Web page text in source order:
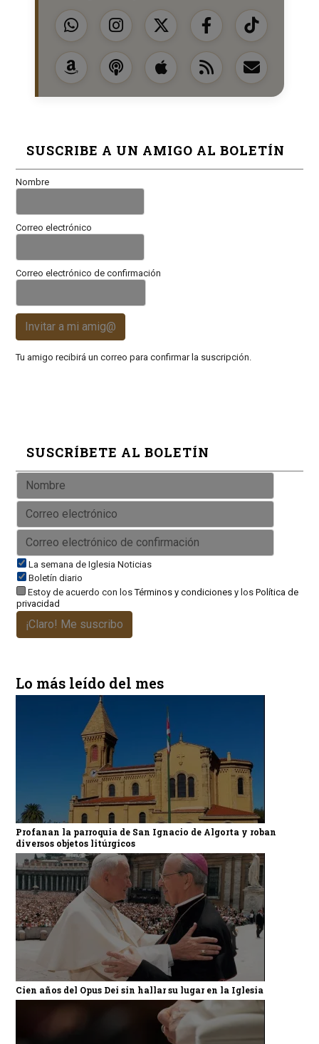
SUSCRIBE A UN AMIGO AL BOLETÍN
Nombre
Correo electrónico
Correo electrónico de confirmación
Invitar a mi amig@
Tu amigo recibirá un correo para confirmar la suscripción.
SUSCRÍBETE AL BOLETÍN
La semana de Iglesia Noticias
Boletín diario
Estoy de acuerdo con losTérminos y condicionesy los Política de
privacidad
¡Claro! Me suscribo
Lo más leído del mes
Profanan la parroquia de San Ignacio de Algorta y roban
diversos objetos litúrgicos
Cien años del Opus Dei sin hallar su lugar en la Iglesia